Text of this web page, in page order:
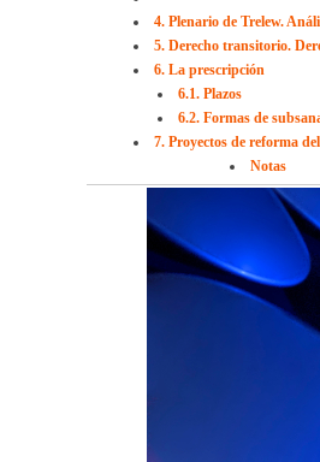
4. Plenario de Trelew.
5. Derecho transitorio.
6. La prescripción
6.1. Plazos
6.2. Formas de
7. Proyectos de reforma
Notas